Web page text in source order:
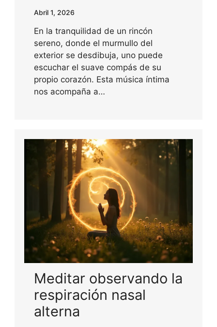
Abril 1, 2026
En la tranquilidad de un rincón
sereno, donde el murmullo del
exterior se desdibuja, uno puede
escuchar el suave compás de su
propio corazón. Esta música íntima
nos acompaña a…
Meditar observando la
respiración nasal
alterna